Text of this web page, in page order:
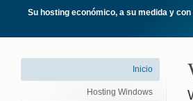
Su hosting económico, a su medida y
Inicio
Hosting Windows